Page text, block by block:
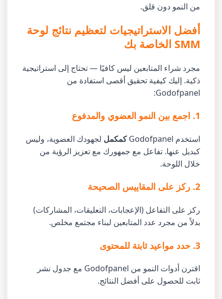
من النمو دون قلق.
أفضل الاستراتيجيات لتعظيم نتائج لوحة
SMM الخاصة بك
مجرد شراء المتابعين ليس كافيًا — تحتاج إلى استراتيجية
ذكية. إليك كيفية تحقيق أقصى استفادة من
Godofpanel:
1. اجمع بين النمو العضوي والمدفوع
استخدم Godofpanel كمكمل لجهودك العضوية، وليس
كبديل عنها. تفاعل مع جمهورك مع تعزيز الرؤية من
خلال اللوحة.
2. ركز على المقاييس الصحيحة
ركز على التفاعل (الإعجابات، التعليقات، المشاركات)
بدلاً من مجرد عدد المتابعين لبناء مجتمع مخلص.
3. حدد مواعيد ثابتة للمحتوى
اقترن أدوات النمو من Godofpanel مع جدول نشر
ثابت للحصول على أفضل النتائج.